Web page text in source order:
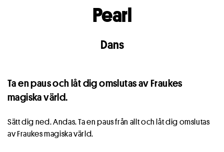
Pearl
Dans
Ta en paus och låt dig omslutas av Fraukes
magiska värld.
Sätt dig ned. Andas. Ta en paus från allt och låt dig omslutas
av Fraukes magiska värld.